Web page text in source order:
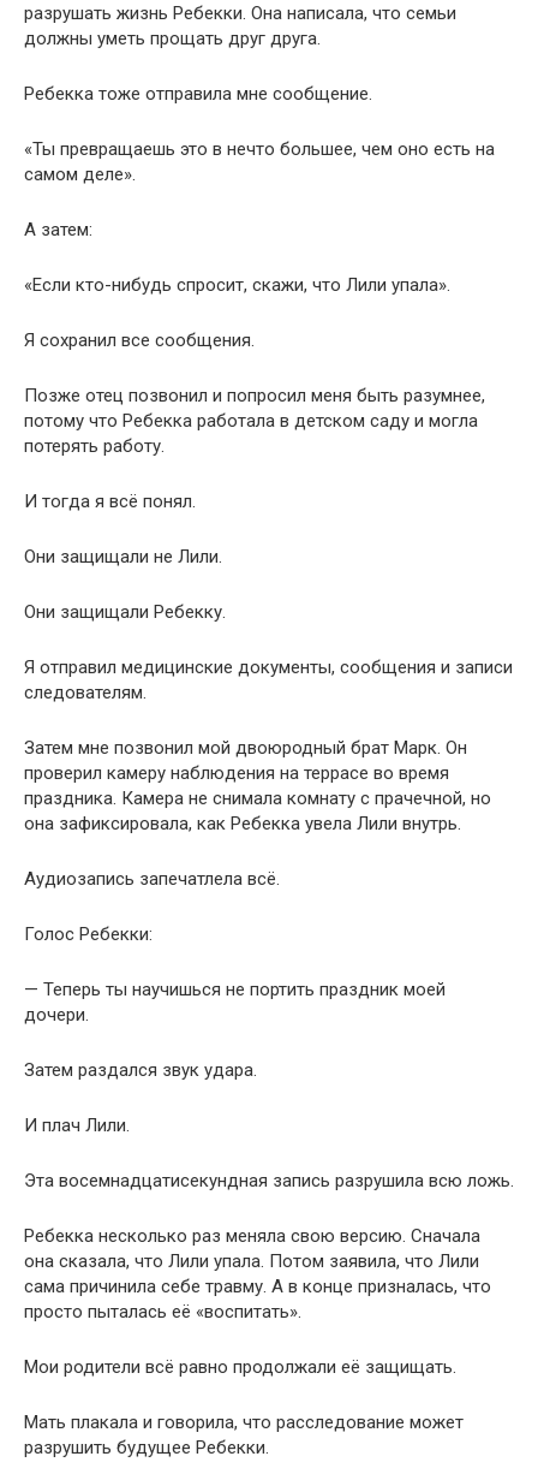
разрушать жизнь Ребекки. Она написала, что семьи
должны уметь прощать друг друга.
Ребекка тоже отправила мне сообщение.
«Ты превращаешь это в нечто большее, чем оно есть на
самом деле».
А затем:
«Если кто-нибудь спросит, скажи, что Лили упала».
Я сохранил все сообщения.
Позже отец позвонил и попросил меня быть разумнее,
потому что Ребекка работала в детском саду и могла
потерять работу.
И тогда я всё понял.
Они защищали не Лили.
Они защищали Ребекку.
Я отправил медицинские документы, сообщения и записи
следователям.
Затем мне позвонил мой двоюродный брат Марк. Он
проверил камеру наблюдения на террасе во время
праздника. Камера не снимала комнату с прачечной, но
она зафиксировала, как Ребекка увела Лили внутрь.
Аудиозапись запечатлела всё.
Голос Ребекки:
— Теперь ты научишься не портить праздник моей
дочери.
Затем раздался звук удара.
И плач Лили.
Эта восемнадцатисекундная запись разрушила всю ложь.
Ребекка несколько раз меняла свою версию. Сначала
она сказала, что Лили упала. Потом заявила, что Лили
сама причинила себе травму. А в конце призналась, что
просто пыталась её «воспитать».
Мои родители всё равно продолжали её защищать.
Мать плакала и говорила, что расследование может
разрушить будущее Ребекки.